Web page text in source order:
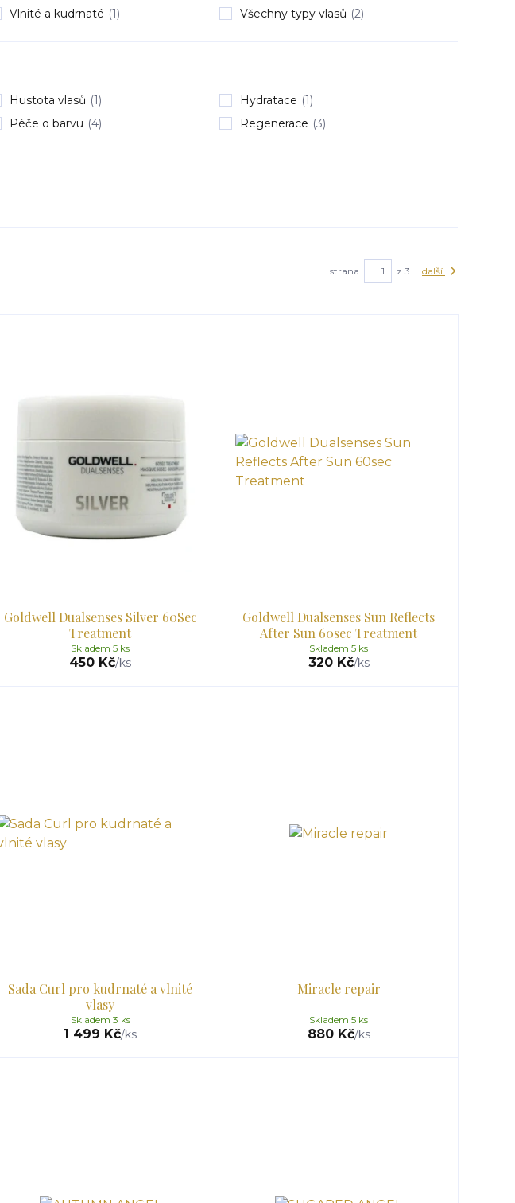
Vlnité a kudrnaté (1) Všechny typy vlasů (2)
Hustota vlasů (1) Hydratace (1)
Péče o barvu (4) Regenerace (3)
strana z 3 další
Goldwell Dualsenses Silver 60Sec
Treatment
450 Kč/ks
Skladem 5 ks
Goldwell Dualsenses Sun Reflects
After Sun 60sec Treatment
320 Kč/ks
Skladem 5 ks
Sada Curl pro kudrnaté a vlnité
vlasy
1 499 Kč/ks
Skladem 3 ks
Miracle repair
880 Kč/ks
Skladem 5 ks